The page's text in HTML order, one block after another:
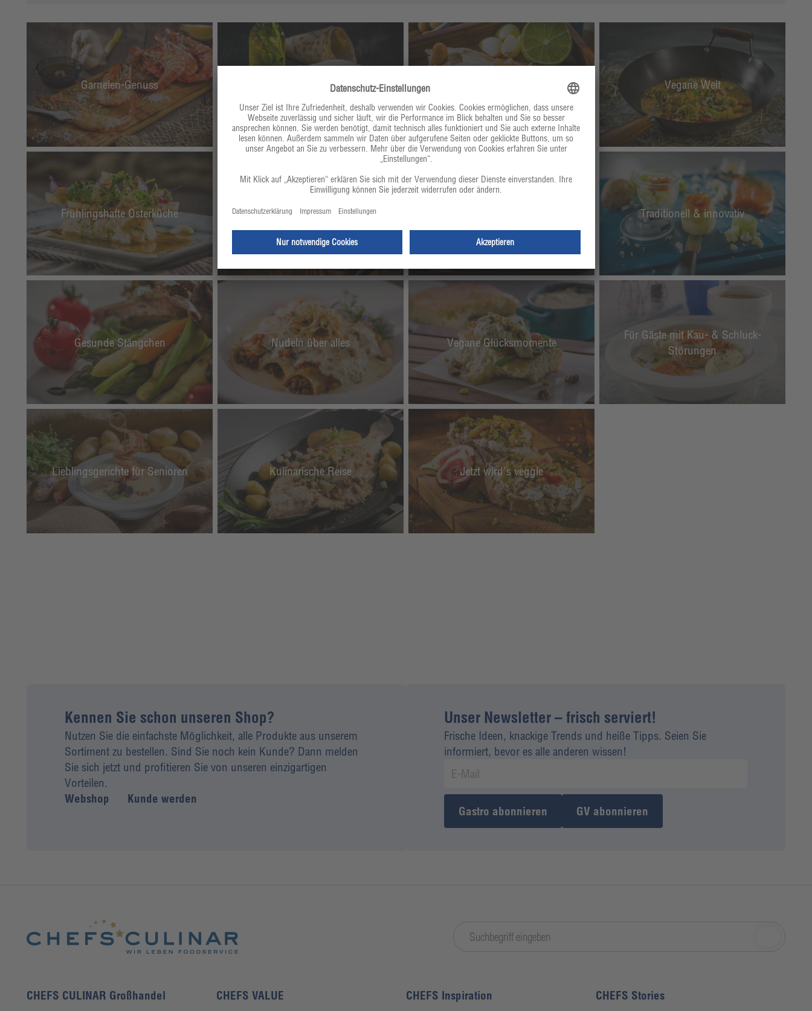
Garnelen-Genuss Die neue V-Klasse Vegane Welt
Frühlingshafte Osterküche Wild auf Wild Traditionell & innovativ
Gesunde Stängchen Nudeln über alles Vegane Glücksmomente
Für Gäste mit Kau- & Schluck-
Störungen
Lieblingsgerichte für Senioren Kulinarische Reise Jetzt wird's veggie
Kennen Sie schon unseren Shop?
Nutzen Sie die einfachste Möglichkeit, alle Produkte aus unserem
Sortiment zu bestellen. Sind Sie noch kein Kunde? Dann melden
Sie sich jetzt und profitieren Sie von unseren einzigartigen
Vorteilen.
Webshop
Kunde werden
Unser Newsletter – frisch serviert!
Frische Ideen, knackige Trends und heiße Tipps. Seien Sie
informiert, bevor es alle anderen wissen!
Gastro abonnieren GV abonnieren
CHEFS CULINAR Großhandel
CHEFS VALUE
CHEFS Inspiration
CHEFS Stories